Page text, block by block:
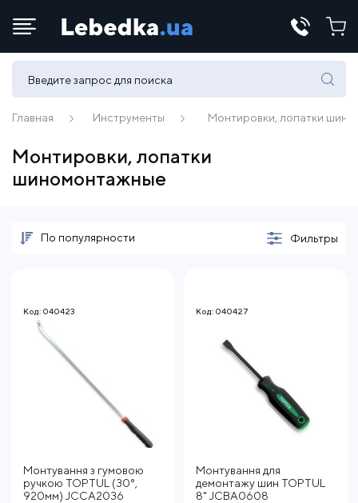
Телефоны:
(067) 430 82-15
Главная Инструменты Монтировки, лопатки
Монтировки, лопатки
шиномонтажные
По популярности Фильтры
Код: 040423
Монтування з гумовою
ручкою TOPTUL (30°,
920мм) JCCA2036
Код: 040427
Монтування для
демонтажу шин TOPTUL
8" JCBA0608